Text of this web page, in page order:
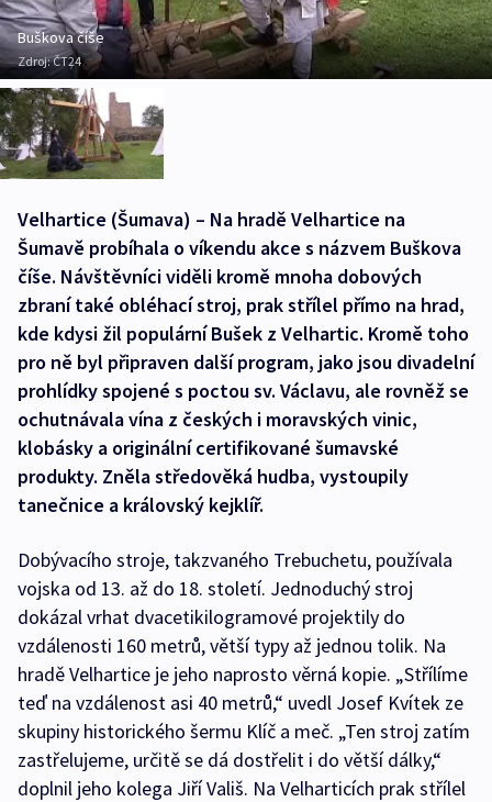
Buškova číše
Zdroj:ČT24
Velhartice (Šumava) – Na hradě Velhartice na
Šumavě probíhala o víkendu akce s názvem Buškova
číše. Návštěvníci viděli kromě mnoha dobových
zbraní také obléhací stroj, prak střílel přímo na hrad,
kde kdysi žil populární Bušek z Velhartic. Kromě toho
pro ně byl připraven další program, jako jsou divadelní
prohlídky spojené s poctou sv. Václavu, ale rovněž se
ochutnávala vína z českých i moravských vinic,
klobásky a originální certifikované šumavské
produkty. Zněla středověká hudba, vystoupily
tanečnice a královský kejklíř.
Dobývacího stroje, takzvaného Trebuchetu, používala
vojska od 13. až do 18. století. Jednoduchý stroj
dokázal vrhat dvacetikilogramové projektily do
vzdálenosti 160 metrů, větší typy až jednou tolik. Na
hradě Velhartice je jeho naprosto věrná kopie. „Střílíme
teď na vzdálenost asi 40 metrů,“ uvedl Josef Kvítek ze
skupiny historického šermu Klíč a meč. „Ten stroj zatím
zastřelujeme, určitě se dá dostřelit i do větší dálky,“
doplnil jeho kolega Jiří Vališ. Na Velharticích prak střílel